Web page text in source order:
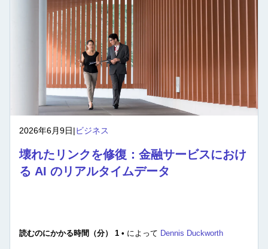
2026年6月9日|ビジネス
壊れたリンクを修復：金融サービスにおけ
る AI のリアルタイムデータ
読むのにかかる時間（分） 1 • によって Dennis Duckworth